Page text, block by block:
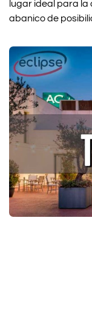
lugar ideal para la
abanico de